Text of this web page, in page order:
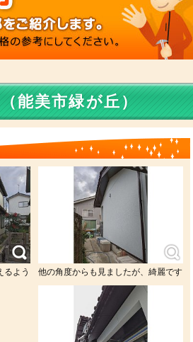
能美市緑が丘）
るよう
他の角度からも見ましたが、綺麗です